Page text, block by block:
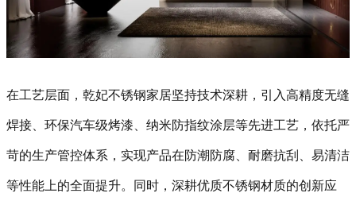
在工艺层面，乾妃不锈钢家居坚持技术深耕，引入高精度无缝
焊接、环保汽车级烤漆、纳米防指纹涂层等先进工艺，依托严
苛的生产管控体系，实现产品在防潮防腐、耐磨抗刮、易清洁
等性能上的全面提升。同时，深耕优质不锈钢材质的创新应